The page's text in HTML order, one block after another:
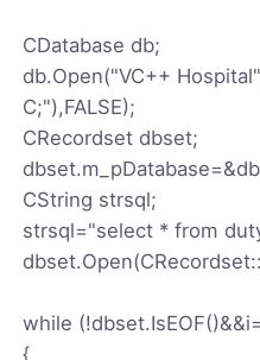
CDatabase db;
db.Open("VC++
C;"),FALSE);
CRecordset dbset;
CString strsql;
strsql="select * from
while
{